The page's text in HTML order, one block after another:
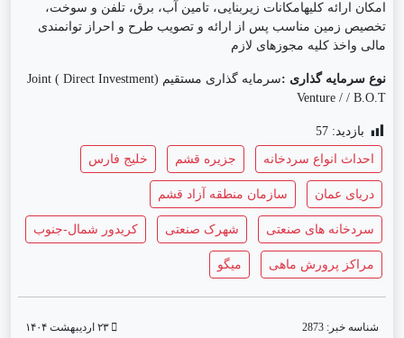
امکان ارائه کلیهامکانات زیربنایی، تامین آب، برق، تلفن و سوخت،
تخصیص زمین مناسب پس از ارائه و تصویب طرح و احراز توانمندی
مالی واخذ کلیه مجوزهای لازم
نوع سرمایه گذاری :سرمایه گذاری مستقیم (Direct Investment
)
Joint
Venture / / B.O.T
بازدید: 57
احداث انواع سردخانه جزیره قشم خلیج فارس
دریای عمان سازمان منطقه آزاد قشم
سردخانه های صنعتی شهرک صنعتی کریدور شمال-جنوب
مراکز پرورش ماهی میگو
شناسه خبر: